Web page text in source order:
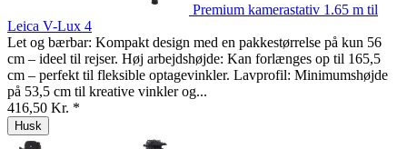
Premium kamerastativ 1.65 m til
Leica V-Lux 4
Let og bærbar: Kompakt design med en pakkestørrelse på kun 56
cm – ideel til rejser. Høj arbejdshøjde: Kan forlænges op til 165,5
cm – perfekt til fleksible optagevinkler. Lavprofil: Minimumshøjde
på 53,5 cm til kreative vinkler og...
416,50 Kr. *
Husk